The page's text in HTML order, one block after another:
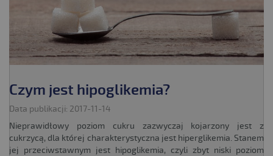
Czym jest hipoglikemia?
Data publikacji: 2017-11-14
Nieprawidłowy poziom cukru zazwyczaj kojarzony jest z
cukrzycą, dla której charakterystyczna jest hiperglikemia. Stanem
jej przeciwstawnym jest hipoglikemia, czyli zbyt niski poziom